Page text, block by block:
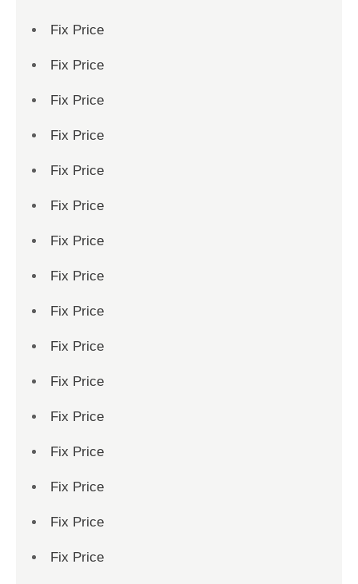
Fix Price
Fix Price
Fix Price
Fix Price
Fix Price
Fix Price
Fix Price
Fix Price
Fix Price
Fix Price
Fix Price
Fix Price
Fix Price
Fix Price
Fix Price
Fix Price